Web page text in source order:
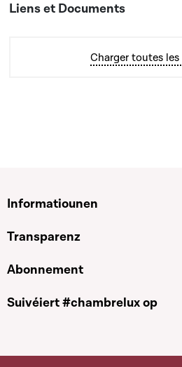
Charger toutes
Informatiounen
Transparenz
Abonnement
Suivéiert #chambrelux op